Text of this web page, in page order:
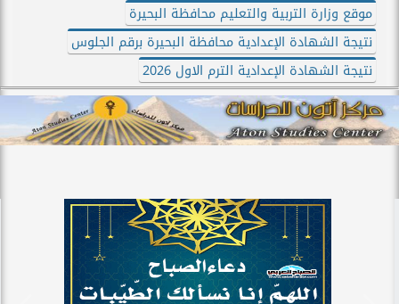
موقع وزارة التربية والتعليم محافظة البحيرة
نتيجة الشهادة الإعدادية محافظة البحيرة برقم الجلوس
نتيجة الشهادة الإعدادية الترم الاول 2026